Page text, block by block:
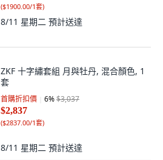
($1900.00/1套)
8/11 星期二 預計送達
ZKF 十字繡套組 月與牡丹, 混合顏色, 1
套
首購折扣價 6%$3,037
$2,837
($2837.00/1套)
8/11 星期二 預計送達